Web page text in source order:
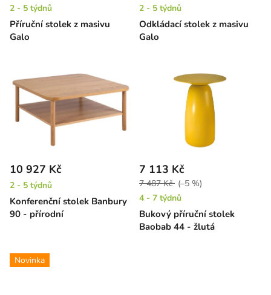
Příruční stolek z masivu
Galo
2 - 5 týdnů
Odkládací stolek z masivu
Galo
2 - 5 týdnů
Konferenční stolek Banbury
90 - přírodní
10 927 Kč
2 - 5 týdnů
Bukový příruční stolek
Baobab 44 - žlutá
7 113 Kč
7 487 Kč (–5 %)
4 - 7 týdnů
Novinka